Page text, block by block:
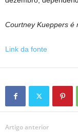
Courtney Kueppers é
Link da fonte
Artigo anterior